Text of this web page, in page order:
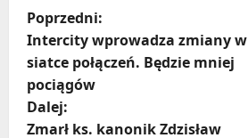
Z
o
b
Poprzedni:
Intercity wprowadza zmiany w
siatce połączeń. Będzie mniej
pociągów
Dalej:
Zmarł ks. kanonik Zdzisław